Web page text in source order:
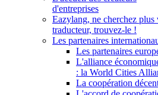
d'entreprises
Eazylang, ne cherchez plus
traducteur, trouvez-le !
Les partenaires
Les partenaires
L'alliance
: la World Cities
La coopération